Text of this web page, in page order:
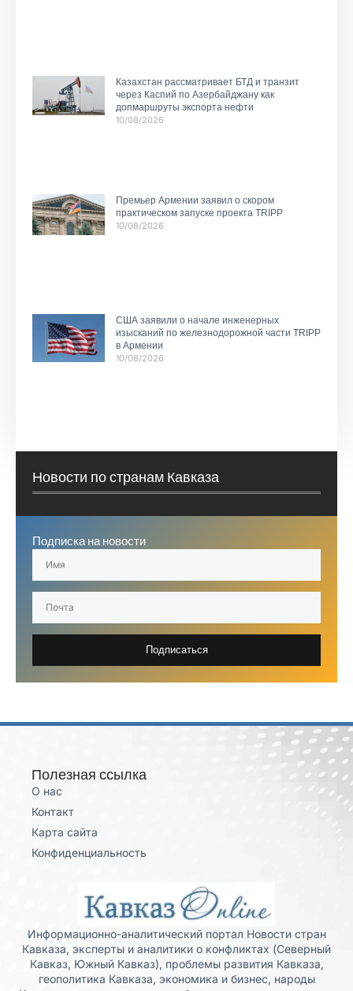
Казахстан рассматривает БТД и транзит
через Каспий по Азербайджану как
допмаршруты экспорта нефти
10/08/2026
Премьер Армении заявил о скором
практическом запуске проекта TRIPP
10/08/2026
США заявили о начале инженерных
изысканий по железнодорожной части TRIPP
в Армении
10/08/2026
Новости по странам Кавказа
Подписка на новости
Подписаться
Полезная ссылка
О нас
Контакт
Карта сайта
Конфиденциальность
Информационно-аналитический портал Новости стран
Кавказа, эксперты и аналитики о конфликтах (Северный
Кавказ, Южный Кавказ), проблемы развития Кавказа,
геополитика Кавказа, экономика и бизнес, народы